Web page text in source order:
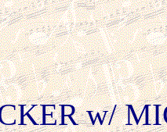
w/